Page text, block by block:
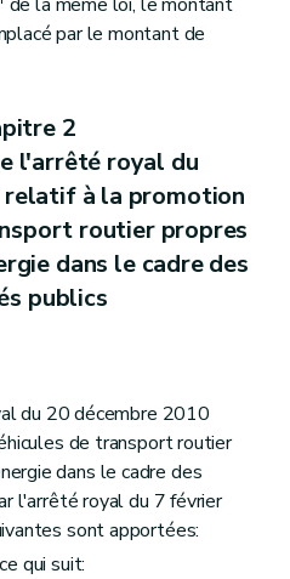
par le montant de
2
l'arrêté royal du
relatif à la promotion
routier propres
dans le cadre des
publics
du 20 décembre 2010
de transport routier
dans le cadre des
l'arrêté royal du 7 février
sont apportées:
qui suit: